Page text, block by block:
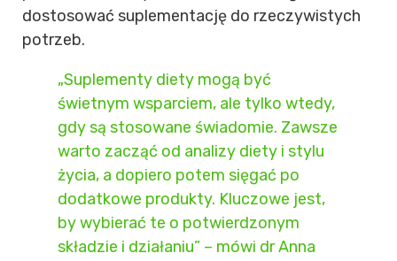
dostosować suplementację do rzeczywistych
potrzeb.
„Suplementy diety mogą być
świetnym wsparciem, ale tylko wtedy,
gdy są stosowane świadomie. Zawsze
warto zacząć od analizy diety i stylu
życia, a dopiero potem sięgać po
dodatkowe produkty. Kluczowe jest,
by wybierać te o potwierdzonym
składzie i działaniu” – mówi dr Anna